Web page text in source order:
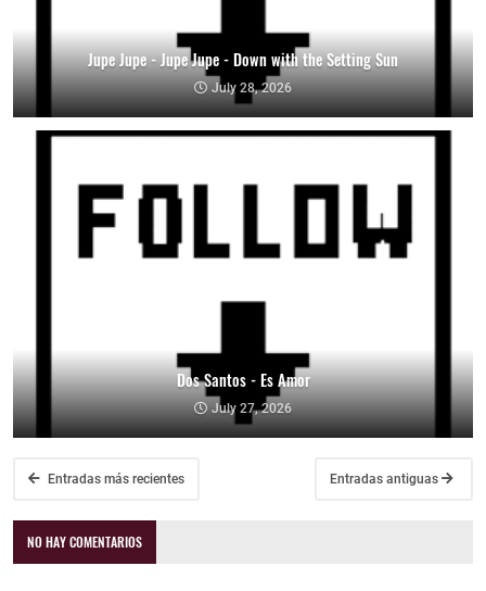
Jupe Jupe - Jupe Jupe - Down with the Setting Sun
July 28, 2026
Dos Santos - Es Amor
July 27, 2026
Entradas más recientes Entradas antiguas
NO HAY COMENTARIOS